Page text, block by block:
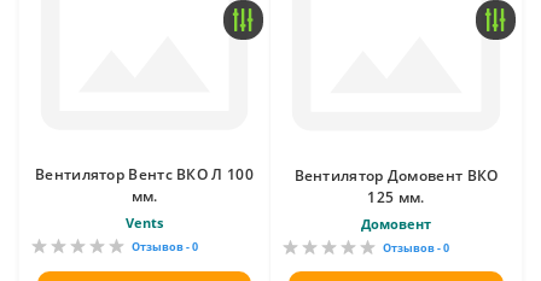
Вентилятор Вентс ВКО Л 100
мм.
Vents
Отзывов - 0
Вентилятор Домовент ВКО
125 мм.
Домовент
Отзывов - 0